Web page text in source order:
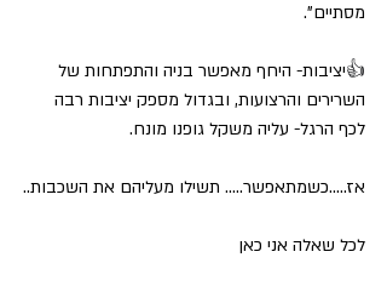
מסתיים".
👍יציבות- היחף מאפשר בניה והתפתחות של
השרירים והרצועות, ובגדול מספק יציבות רבה
לכף הרגל- עליה משקל גופנו מונח.
אז.....כשמתאפשר..... תשילו מעליהם את השכבות..
לכל שאלה אני כאן